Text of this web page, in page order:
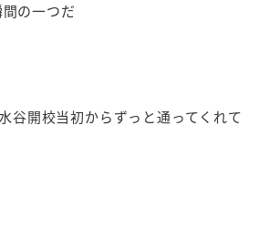
の一つだ
谷開校当初からずっと通ってくれて